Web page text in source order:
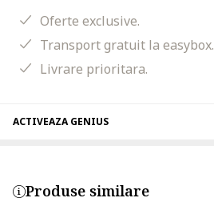
Oferte exclusive.
Transport gratuit la easybox.
Livrare prioritara.
ACTIVEAZA GENIUS
Produse similare